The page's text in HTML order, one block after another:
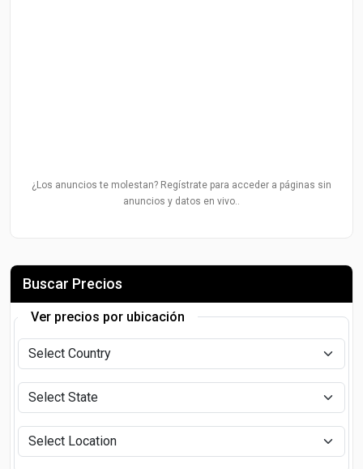
¿Los anuncios te molestan? Regístrate para acceder a páginas sin
anuncios y datos en vivo..
Buscar Precios
Ver precios por ubicación